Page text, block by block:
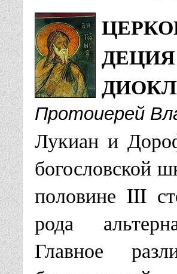
Протоиерей
Лукиан и
богословской
половине III
рода
Главное